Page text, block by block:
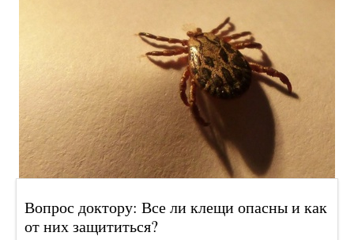
Вопрос доктору: Все ли клещи опасны и как
от них защититься?